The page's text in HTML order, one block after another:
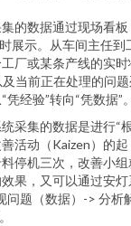
的数据通过现场看板
展示。从车间主任到
厂或某条产线的实时
当前正在处理的问
经验”转向“凭数据”
统采集的数据是进行“
活动（Kaizen）的起
停机三次，改善小组
果，又可以通过安灯
问题（数据）-> 分析